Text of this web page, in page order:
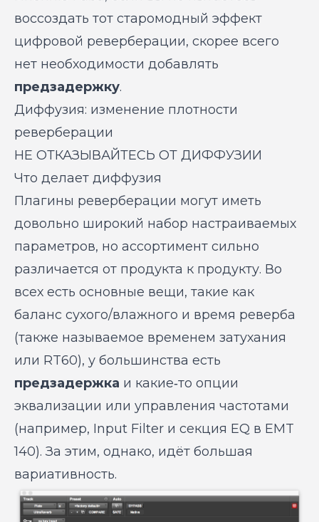
воссоздать тот старомодный эффект
цифровой реверберации, скорее всего
нет необходимости добавлять
предзадержку.
Диффузия: изменение плотности
реверберации
НЕ ОТКАЗЫВАЙТЕСЬ ОТ ДИФФУЗИИ
Что делает диффузия
Плагины реверберации могут иметь
довольно широкий набор настраиваемых
параметров, но ассортимент сильно
различается от продукта к продукту. Во
всех есть основные вещи, такие как
баланс сухого/влажного и время реверба
(также называемое временем затухания
или RT60), у большинства есть
предзадержка и какие‑то опции
эквализации или управления частотами
(например, Input Filter и секция EQ в EMT
140). За этим, однако, идёт большая
вариативность.